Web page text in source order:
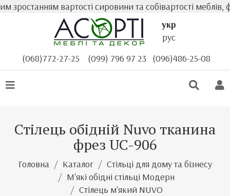
вартості сировини та собівартості меблів,
укр
рус
(068)772-27-25
(099) 796 97 23 (096)486-25-08
Стілець обідній Nuvo тканина
фрез UC-906
Головна Каталог
Стільці для дому та бізнесу
М'які обідні стільці Модерн
Стілець м'який NUVO